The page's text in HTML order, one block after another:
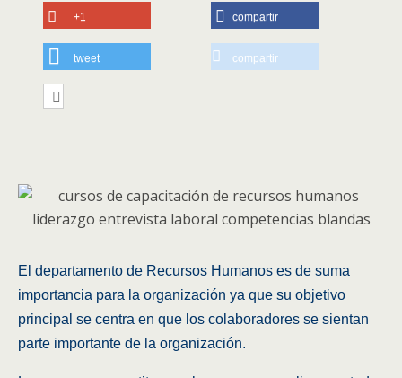
+1 compartir
tweet compartir
El departamento de Recursos Humanos es de suma
importancia para la organización ya que su objetivo
principal se centra en que los colaboradores se sientan
parte importante de la organización.